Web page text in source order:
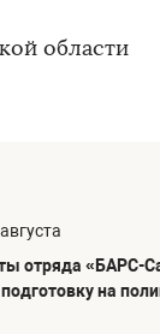
области
отряда «БАРС-
на